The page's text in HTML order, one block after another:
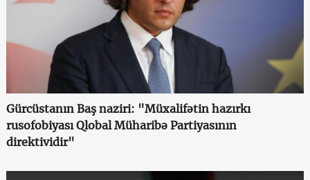
Gürcüstanın Baş naziri: "Müxalifətin hazırkı
rusofobiyası Qlobal Müharibə Partiyasının
direktividir"